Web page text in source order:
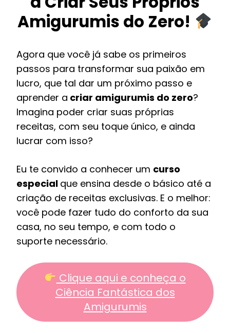
Amigurumis do Zero!
Agora que você já sabe os primeiros
passos para transformar sua paixão em
lucro, que tal dar um próximo passo e
aprender a criar amigurumis do zero?
Imagina poder criar suas próprias
receitas, com seu toque único, e ainda
lucrar com isso?
Eu te convido a conhecer um curso
especial que ensina desde o básico até a
criação de receitas exclusivas. E o melhor:
você pode fazer tudo do conforto da sua
casa, no seu tempo, e com todo o
suporte necessário.
Clique aqui e conheça o
Ciência Fantástica dos
Amigurumis